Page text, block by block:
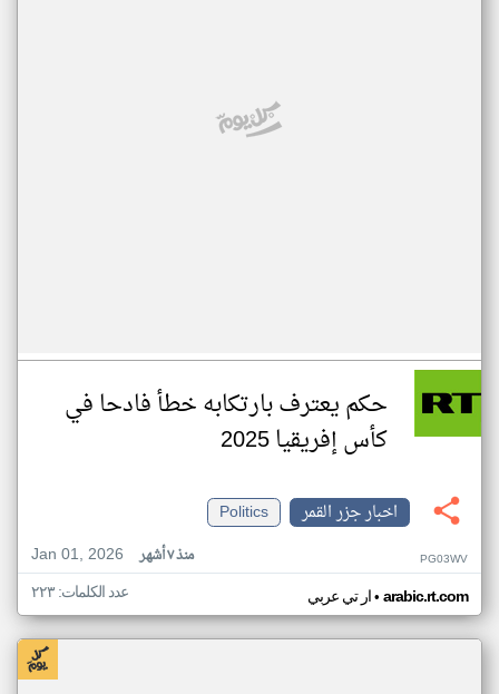
حكم يعترف بارتكابه خطأ فادحا في
كأس إفريقيا 2025
اخبار جزر القمر
Politics
Jan 01, 2026
منذ ٧ أشهر PG03WV
ار تي عربي• arabic.rt.com عدد الكلمات: ٢٢٣